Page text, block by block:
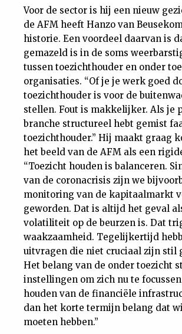
Contact
Voor de sector is hij een nieuw
de AFM heeft Hanzo van
historie. Een voordeel daarvan is
gemazeld is in de soms
tussen toezichthouder en onder
organisaties. “Of je je werk goed
toezichthouder is voor de
stellen. Fout is makkelijker. Als je
branche structureel hebt gemist
toezichthouder.” Hij maakt graag
het beeld van de AFM als een
“Toezicht houden is balanceren.
van de coronacrisis zijn we
monitoring van de kapitaalmarkt
geworden. Dat is altijd het geval
volatiliteit op de beurzen is. Dat
waakzaamheid. Tegelijkertijd
uitvragen die niet cruciaal zijn stil
Het belang van de onder toezicht
instellingen om zich nu te
houden van de financiële
dan het korte termijn belang dat
moeten hebben.”